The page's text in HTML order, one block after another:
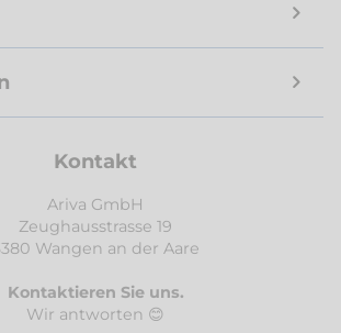
Kontakt
Ariva GmbH
Zeughausstrasse 19
Wangen an der Aare
Kontaktieren Sie uns.
Wir antworten 😊